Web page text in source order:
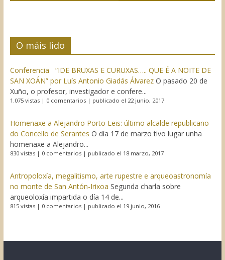
O máis lido
Conferencia “IDE BRUXAS E CURUXAS….. QUE É A NOITE DE
SAN XOÁN” por Luís Antonio Giadás Álvarez O pasado 20 de
Xuño, o profesor, investigador e confere...
1.075 vistas| 0 comentarios| publicado el 22 junio, 2017
Homenaxe a Alejandro Porto Leis: último alcalde republicano
do Concello de Serantes O día 17 de marzo tivo lugar unha
homenaxe a Alejandro...
830 vistas| 0 comentarios| publicado el 18 marzo, 2017
Antropoloxía, megalitismo, arte rupestre e arqueoastronomía
no monte de San Antón-Irixoa Segunda charla sobre
arqueoloxía impartida o día 14 de...
815 vistas| 0 comentarios| publicado el 19 junio, 2016